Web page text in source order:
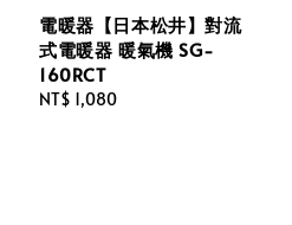
電暖器【日本松井】對流
式電暖器 暖氣機 SG-
160RCT
Regular
NT$ 1,080